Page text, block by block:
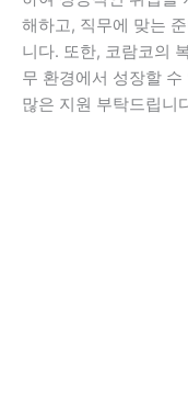
해하고, 직무에 맞는
니다. 또한, 코람코의
무 환경에서 성장할
많은 지원 부탁드립니